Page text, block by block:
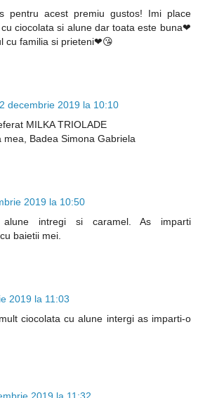
pentru acest premiu gustos! Imi place
ciocolata si alune dar toata este buna❤
cu familia si prieteni❤😘
2 decembrie 2019 la 10:10
MILKA TRIOLADE
mea, Badea Simona Gabriela
2019 la 10:50
alune intregi si caramel. As imparti
baietii mei.
2019 la 11:03
ciocolata cu alune intergi as imparti-o
2019 la 11:32